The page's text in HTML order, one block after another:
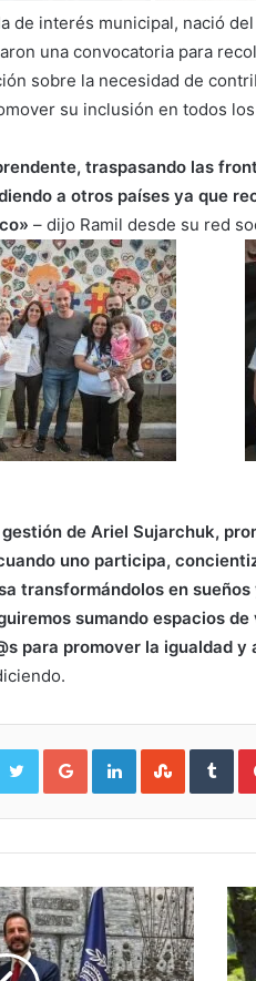
de interés municipal, nació
una convocatoria para
sobre la necesidad de
su inclusión en todos
traspasando las
a otros países ya que
– dijo Ramil desde su red
de Ariel Sujarchuk,
uno participa,
transformándolos en
sumando espacios
para promover la igualdad
TwitterGoogle+LinkedIn